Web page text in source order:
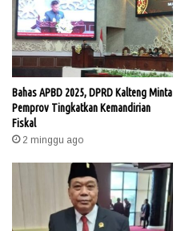
Bahas APBD 2025, DPRD Kalteng Minta
Pemprov Tingkatkan Kemandirian
Fiskal
2 minggu ago